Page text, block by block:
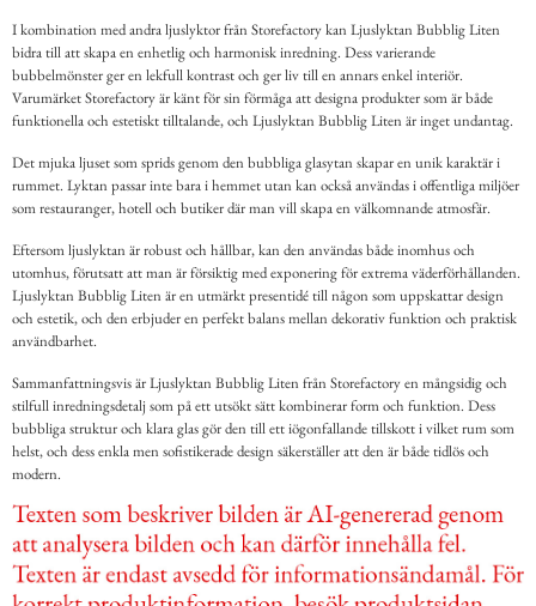
I kombination med andra ljuslyktor från Storefactory kan Ljuslyktan Bubblig Liten
bidra till att skapa en enhetlig och harmonisk inredning. Dess varierande
bubbelmönster ger en lekfull kontrast och ger liv till en annars enkel interiör.
Varumärket Storefactory är känt för sin förmåga att designa produkter som är både
funktionella och estetiskt tilltalande, och Ljuslyktan Bubblig Liten är inget undantag.
Det mjuka ljuset som sprids genom den bubbliga glasytan skapar en unik karaktär i
rummet. Lyktan passar inte bara i hemmet utan kan också användas i offentliga miljöer
som restauranger, hotell och butiker där man vill skapa en välkomnande atmosfär.
Eftersom ljuslyktan är robust och hållbar, kan den användas både inomhus och
utomhus, förutsatt att man är försiktig med exponering för extrema väderförhållanden.
Ljuslyktan Bubblig Liten är en utmärkt presentidé till någon som uppskattar design
och estetik, och den erbjuder en perfekt balans mellan dekorativ funktion och praktisk
användbarhet.
Sammanfattningsvis är Ljuslyktan Bubblig Liten från Storefactory en mångsidig och
stilfull inredningsdetalj som på ett utsökt sätt kombinerar form och funktion. Dess
bubbliga struktur och klara glas gör den till ett iögonfallande tillskott i vilket rum som
helst, och dess enkla men sofistikerade design säkerställer att den är både tidlös och
modern.